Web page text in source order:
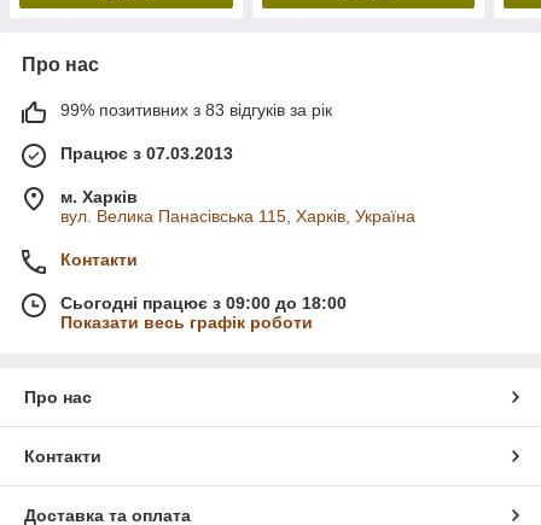
Про нас
99% позитивних з 83 відгуків за рік
Працює з 07.03.2013
м. Харків
вул. Велика Панасівська 115, Харків, Україна
Контакти
Сьогодні працює з 09:00 до 18:00
Показати весь графік роботи
Про нас
Контакти
Доставка та оплата